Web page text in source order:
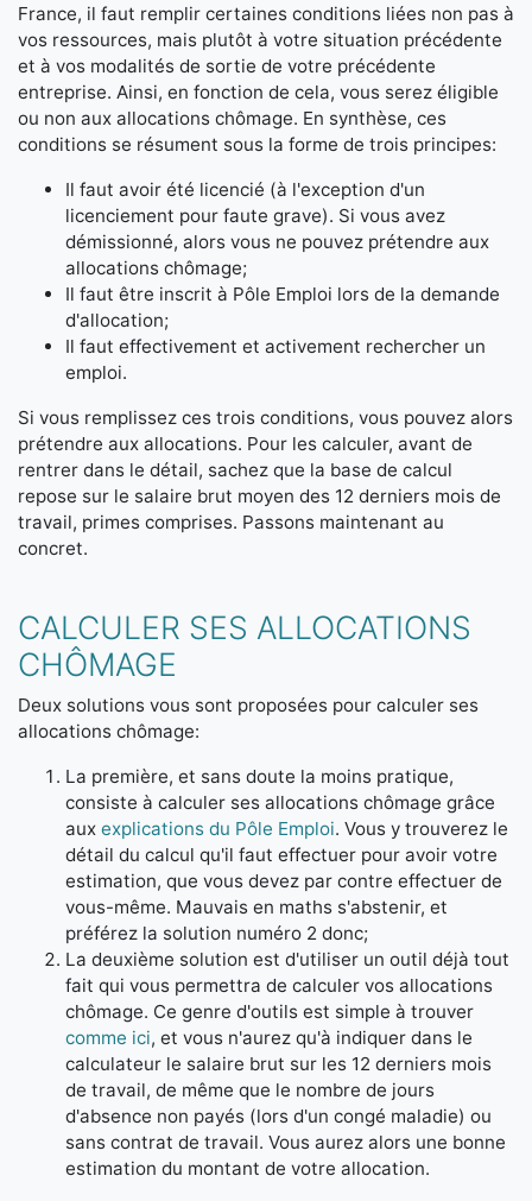
France, il faut remplir certaines conditions liées non pas à
vos ressources, mais plutôt à votre situation précédente
et à vos modalités de sortie de votre précédente
entreprise. Ainsi, en fonction de cela, vous serez éligible
ou non aux allocations chômage. En synthèse, ces
conditions se résument sous la forme de trois principes:
Il faut avoir été licencié (à l'exception d'un
licenciement pour faute grave). Si vous avez
démissionné, alors vous ne pouvez prétendre aux
allocations chômage;
Il faut être inscrit à Pôle Emploi lors de la demande
d'allocation;
Il faut effectivement et activement rechercher un
emploi.
Si vous remplissez ces trois conditions, vous pouvez alors
prétendre aux allocations. Pour les calculer, avant de
rentrer dans le détail, sachez que la base de calcul
repose sur le salaire brut moyen des 12 derniers mois de
travail, primes comprises. Passons maintenant au
concret.
CALCULER SES ALLOCATIONS
CHÔMAGE
Deux solutions vous sont proposées pour calculer ses
allocations chômage:
La première, et sans doute la moins pratique,
consiste à calculer ses allocations chômage grâce
aux explications du Pôle Emploi. Vous y trouverez le
détail du calcul qu'il faut effectuer pour avoir votre
estimation, que vous devez par contre effectuer de
vous-même. Mauvais en maths s'abstenir, et
préférez la solution numéro 2 donc;
La deuxième solution est d'utiliser un outil déjà tout
fait qui vous permettra de calculer vos allocations
chômage. Ce genre d'outils est simple à trouver
comme ici, et vous n'aurez qu'à indiquer dans le
calculateur le salaire brut sur les 12 derniers mois
de travail, de même que le nombre de jours
d'absence non payés (lors d'un congé maladie) ou
sans contrat de travail. Vous aurez alors une bonne
estimation du montant de votre allocation.